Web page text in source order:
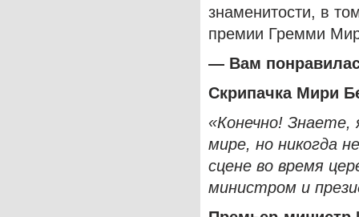
знаменитости, в
премии Гремми
— Вам
Скрипачка Мири
«Конечно! Знаете,
мире, но никогда
сцене во время
министром и